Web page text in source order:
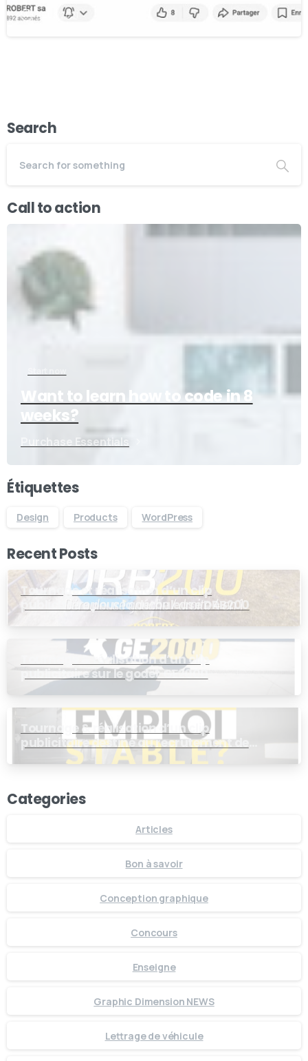
10/03/2021
Search
Call to action
Want to learn how to code in 8
weeks?
Purchase Essentials
Étiquettes
Design Products WordPress
Recent Posts
Tournage et réalisation d’un clip
publicitaire pour la dérouleuse DRB200
Tournage & réalisation d’un clip
publicitaire sur le godet GE2000
Tournage & réalisation d’un clip
publicitaire destiné au recrutement de
personnel de production chez ROBERT
Categories
Articles
Bon à savoir
Conception graphique
Concours
Enseigne
Graphic Dimension NEWS
Lettrage de véhicule